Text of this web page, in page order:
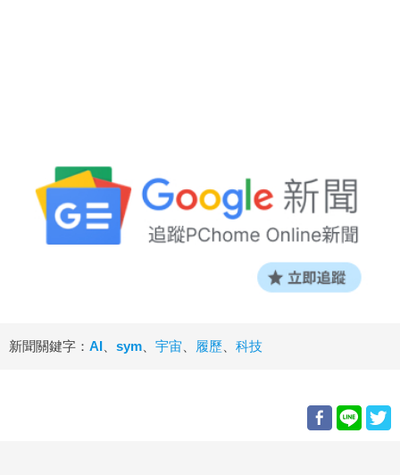
新聞關鍵字： AI sym 宇宙 履歷 科技